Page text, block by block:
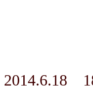
10％～
2014.6.18